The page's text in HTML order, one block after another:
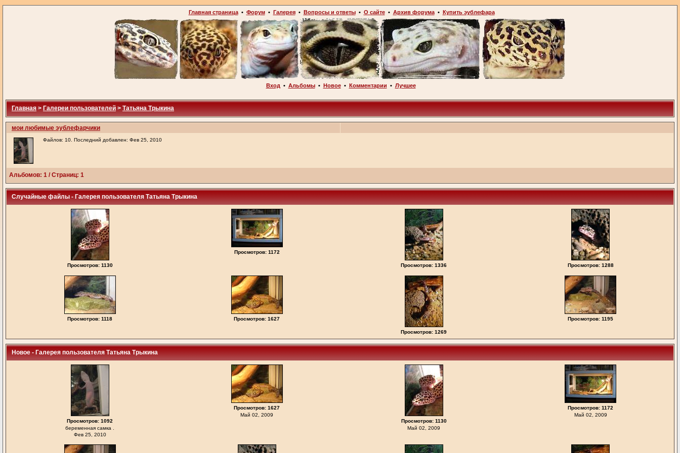
Главная страница• Форум• Галерея• Вопросы и ответы• О сайте• Архив форума• Купить эублефара
Вход • Альбомы• Новое• Комментарии • Лучшее
Главная > Галереи пользователей > Татьяна Трыкина
мои любимые эублефарчики
Файлов: 10. Последний добавлен: Фев 25, 2010
Альбомов: 1 / Страниц: 1
Случайные файлы - Галерея пользователя Татьяна Трыкина
Просмотров: 1130
Просмотров: 1172
Просмотров: 1336 Просмотров: 1288
Просмотров: 1118 Просмотров: 1627
Просмотров: 1269
Просмотров: 1195
Новое - Галерея пользователя Татьяна Трыкина
Просмотров: 1092
беременная самка .
Фев 25, 2010
Просмотров: 1627
Май 02, 2009
Просмотров: 1130
Май 02, 2009
Просмотров: 1172
Май 02, 2009